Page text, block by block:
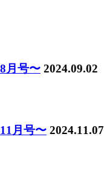
月号〜 2024.09.02
月号〜 2024.11.07